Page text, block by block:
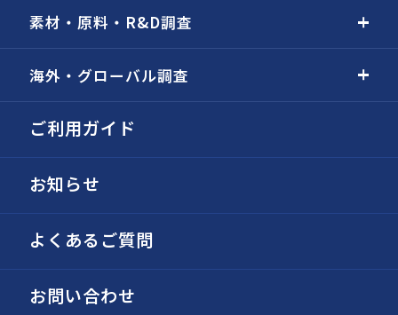
素材・原料・R&D調査
海外・グローバル調査
ご利用ガイド
お知らせ
よくあるご質問
お問い合わせ